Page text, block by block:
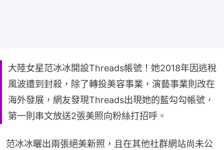
大陸女星范冰冰開設Threads帳號！她2018年因逃稅
風波遭到封殺，除了轉投美容事業，演藝事業則改在
海外發展，網友發現Threads出現她的藍勾勾帳號，
第一則串文放送2張美照向粉絲打招呼。
范冰冰曬出兩張絕美新照，且在其他社群網站尚未公